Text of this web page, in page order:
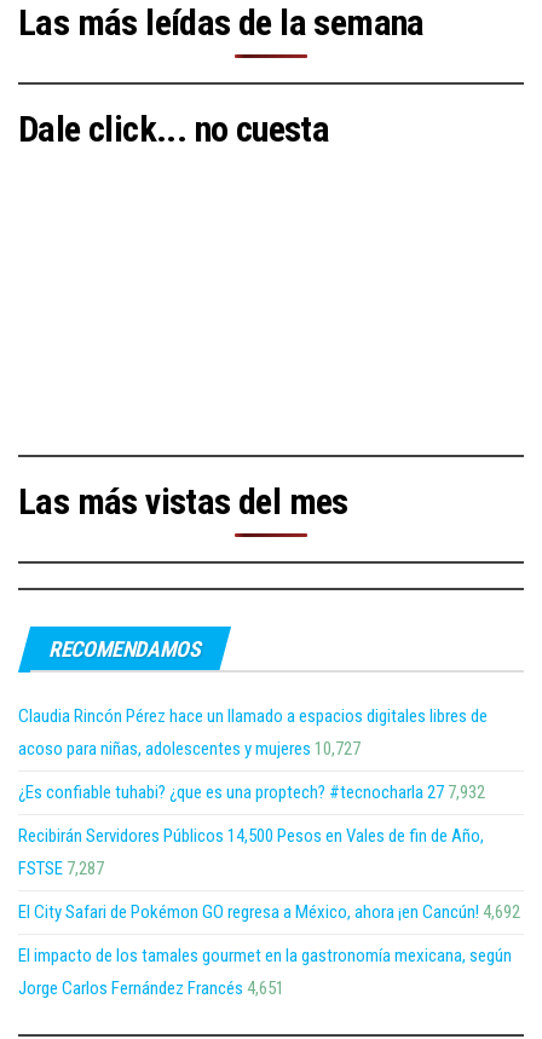
Las más leídas de la semana
Dale click... no cuesta
Las más vistas del mes
RECOMENDAMOS
Claudia Rincón Pérez hace un llamado a espacios digitales libres de
acoso para niñas, adolescentes y mujeres 10,727
¿Es confiable tuhabi? ¿que es una proptech? #tecnocharla 27 7,932
Recibirán Servidores Públicos 14,500 Pesos en Vales de fin de Año,
FSTSE 7,287
El City Safari de Pokémon GO regresa a México, ahora ¡en Cancún! 4,692
El impacto de los tamales gourmet en la gastronomía mexicana, según
Jorge Carlos Fernández Francés 4,651